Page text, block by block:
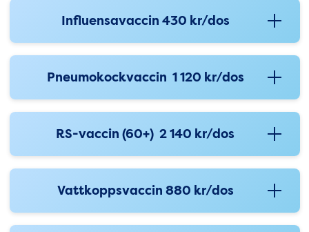
Influensavaccin 430 kr/dos
Pneumokockvaccin 1 120 kr/dos
RS-vaccin (60+) 2 140 kr/dos
Vattkoppsvaccin 880 kr/dos